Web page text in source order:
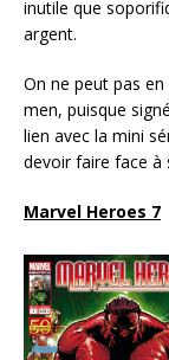
inutile que
argent.
On ne peut pas
men, puisque
lien avec la mini
devoir faire face à
Marvel Heroes 7